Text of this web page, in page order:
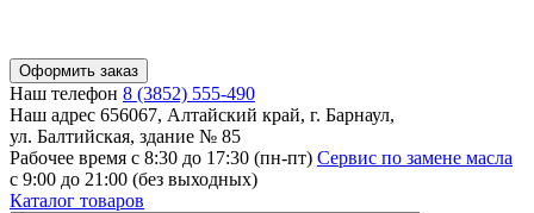
Оформить заказ
Наш телефон 8 (3852) 555-490
Наш адрес 656067, Алтайский край, г. Барнаул,
ул. Балтийская, здание № 85
Рабочее время с 8:30 до 17:30 (пн-пт) Сервис по замене масла
с 9:00 до 21:00 (без выходных)
Каталог товаров